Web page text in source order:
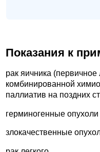
Показания к
рак яичника (первичное
комбинированной
паллиатив на поздних
герминогенные
злокачественные